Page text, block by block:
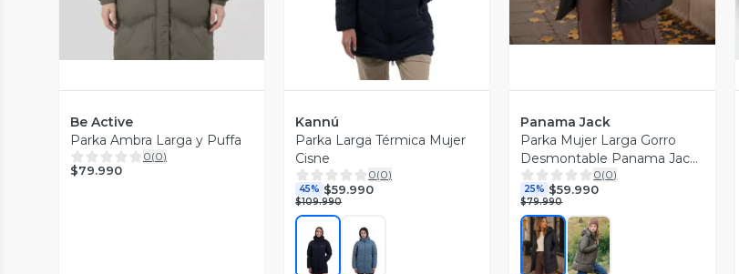
Be Active
Parka Ambra Larga y Puffa
0(0)
$79.990
Kannú
Parka Larga Térmica Mujer
Cisne
0(0)
45% $59.990
$109.990
Panama Jack
Parka Mujer Larga Gorro
Desmontable Panama Jack
- PJM010M0(0)
25% $59.990
$79.990